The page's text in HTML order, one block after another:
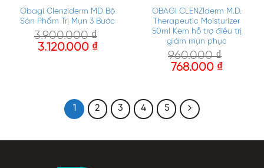
Obagi Clenziderm MD Bộ
Sản Phẩm Trị Mụn 3 Bước
3.900.000₫
3.120.000 ₫
OBAGI CLENZIderm M.D.
Therapeutic Moisturizer
50ml Kem hỗ trợ điều trị
giảm mụn phục
960.000₫
768.000 ₫
1 2 3 4 5